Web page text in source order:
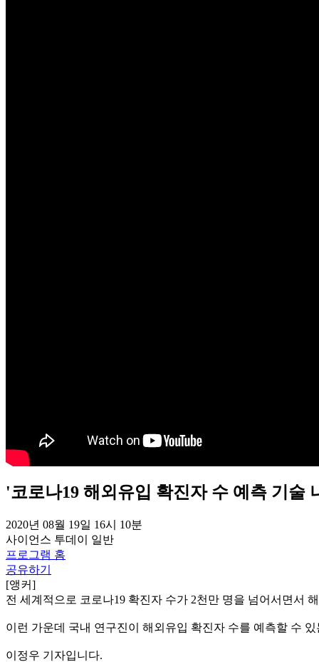
'코로나19 해외유입 확진자 수 예측 기술
2020년 08월 19일 16시 10분
사이언스 투데이
일반
프로그램 홈
공유하기
[앵커]
전 세계적으로 코로나19 확진자 수가 2천만 명을 넘어서면서
이런 가운데 국내 연구진이 해외유입 확진자 수를 예측할 수
이정우 기자입니다.